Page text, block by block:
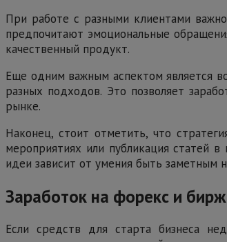
При работе с разными клиентами
предпочитают эмоциональные
качественный продукт.
Еще одним важным аспектом является
разных подходов. Это позволяет
рынке.
Наконец, стоит отметить, что
мероприятиях или публикация статей
идеи зависит от умения быть заметным
Заработок на форекс и
Если средств для старта бизнеса